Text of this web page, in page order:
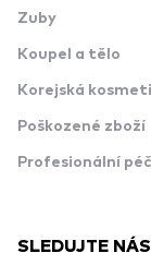
Zuby
Koupel a tělo
Korejská
Poškozené zboží
Profesionální
SLEDUJTE NÁS